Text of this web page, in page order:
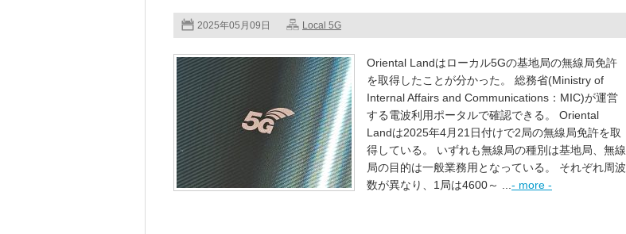
2025年05月09日 Local 5G
Oriental Landはローカル5Gの基地局の無線局免許
を取得したことが分かった。 総務省(Ministry of
Internal Affairs and Communications：MIC)が運営
する電波利用ポータルで確認できる。 Oriental
Landは2025年4月21日付けで2局の無線局免許を取
得している。 いずれも無線局の種別は基地局、無線
局の目的は一般業務用となっている。 それぞれ周波
数が異なり、1局は4600～ ... - more -